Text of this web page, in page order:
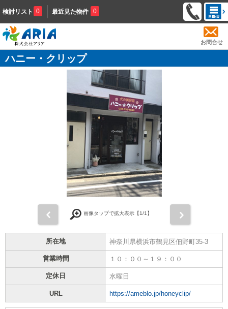
検討リスト 0 最近見た物件 0
お問合せ
ハニー・クリップ
画像タップで拡大表示【1/1】
所在地 神奈川県横浜市鶴見区佃野町35-3
営業時間 １０：００～１９：００
定休日 水曜日
URL https://ameblo.jp/honeyclip/